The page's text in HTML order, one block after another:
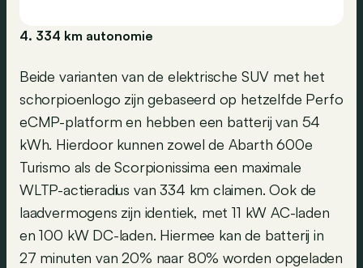
4. 334 km autonomie
Beide varianten van de elektrische SUV met het
schorpioenlogo zijn gebaseerd op hetzelfde Perfo
eCMP-platform en hebben een batterij van 54
kWh. Hierdoor kunnen zowel de Abarth 600e
Turismo als de Scorpionissima een maximale
WLTP-actieradius van 334 km claimen. Ook de
laadvermogens zijn identiek, met 11 kW AC-laden
en 100 kW DC-laden. Hiermee kan de batterij in
27 minuten van 20% naar 80% worden opgeladen